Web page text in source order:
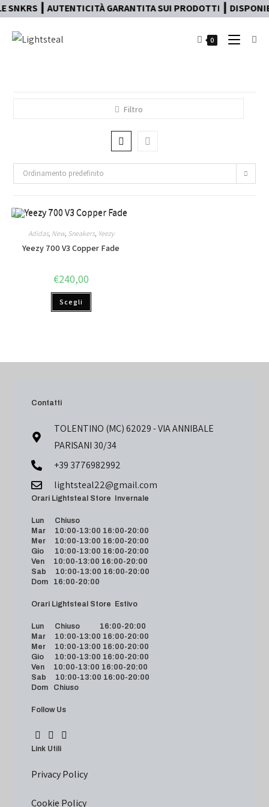
┃ AUTENTICITÀ GARANTITA SUI PRODOTTI ┃
0
Filtro
Ordinamento predefinito
Adidas, New, Sneakers, Yeezy
Yeezy 700 V3 Copper Fade
€240,00
Scegli
Contatti
TOLENTINO (MC) 62029 - VIA ANNIBALE
PARISANI 30/34
+39 3776982992
lightsteal22@gmail.com
Orari Lightsteal Store Invernale
Lun Chiuso
Mar 10:00-13:00 16:00-20:00
Mer 10:00-13:00 16:00-20:00
Gio 10:00-13:00 16:00-20:00
Ven 10:00-13:00 16:00-20:00
Sab 10:00-13:00 16:00-20:00
Dom 16:00-20:00
Orari Lightsteal Store Estivo
Lun Chiuso 16:00-20:00
Mar 10:00-13:00 16:00-20:00
Mer 10:00-13:00 16:00-20:00
Gio 10:00-13:00 16:00-20:00
Ven 10:00-13:00 16:00-20:00
Sab 10:00-13:00 16:00-20:00
Dom Chiuso
Follow Us
Link Utili
Privacy Policy
Cookie Policy